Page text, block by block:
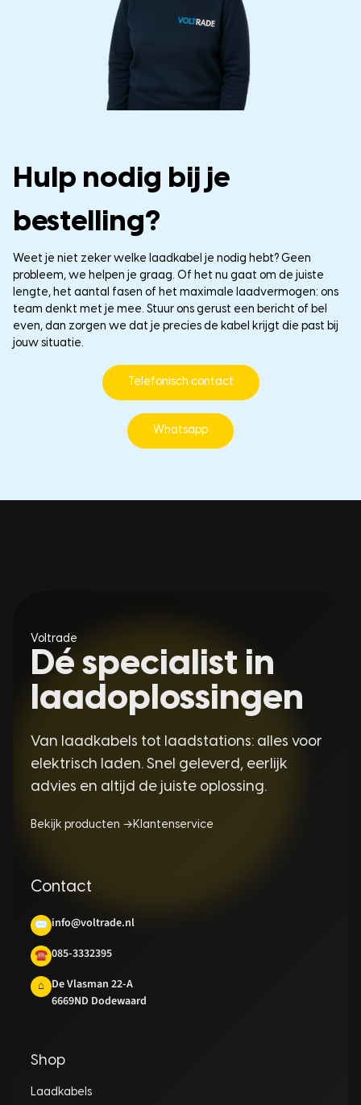
Hulp nodig bij je
bestelling?
Weet je niet zeker welke laadkabel je nodig hebt? Geen
probleem, we helpen je graag. Of het nu gaat om de juiste
lengte, het aantal fasen of het maximale laadvermogen: ons
team denkt met je mee. Stuur ons gerust een bericht of bel
even, dan zorgen we dat je precies de kabel krijgt die past bij
jouw situatie.
Telefonisch contact
Whatsapp
Voltrade
Dé specialist in
laadoplossingen
Van laadkabels tot laadstations: alles voor
elektrisch laden. Snel geleverd, eerlijk
advies en altijd de juiste oplossing.
Bekijk producten → Klantenservice
Contact
✉ info@voltrade.nl
☎ 085-3332395
⌂
De Vlasman 22-A
6669ND Dodewaard
Shop
Laadkabels